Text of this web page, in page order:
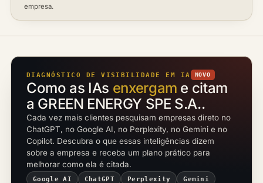
empresa.
DIAGNÓSTICO DE VISIBILIDADE EM IA NOVO
Como as IAs enxergam e citam
a GREEN ENERGY SPE S.A..
Cada vez mais clientes pesquisam empresas direto no
ChatGPT, no Google AI, no Perplexity, no Gemini e no
Copilot. Descubra o que essas inteligências dizem
sobre a empresa e receba um plano prático para
melhorar como ela é citada.
Google AI ChatGPT Perplexity Gemini